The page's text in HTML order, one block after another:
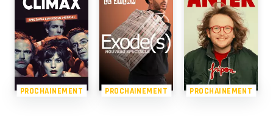
PROCHAINEMENT PROCHAINEMENT PROCHAINEMENT